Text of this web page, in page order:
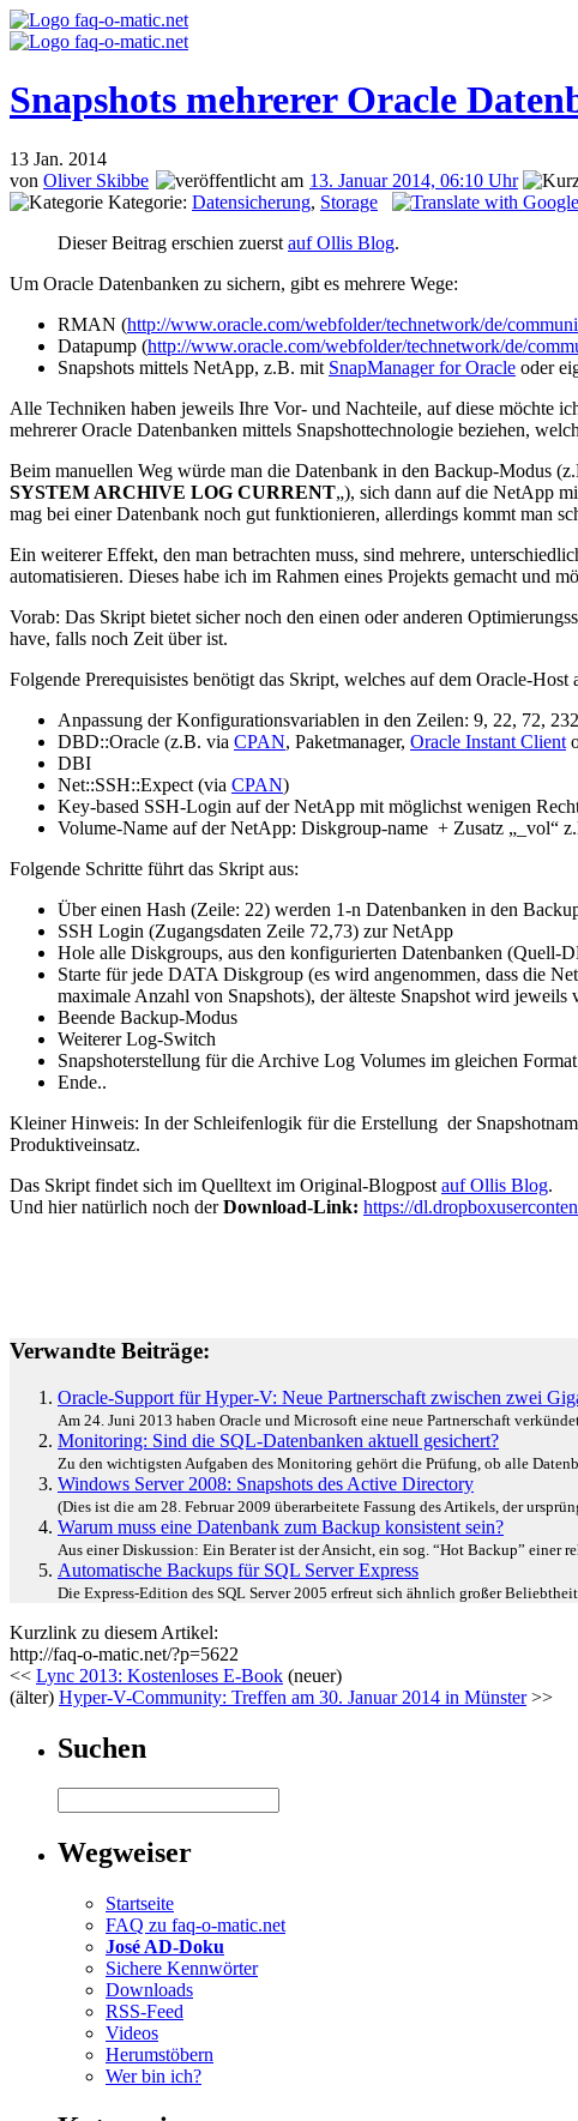
Snapshots mehrerer Oracle
13 Jan. 2014
von Oliver Skibbe
13. Januar 2014, 06:10 Uhr
Kategorie: Datensicherung, Storage
Dieser Beitrag erschien zuerst auf Ollis Blog.
Um Oracle Datenbanken zu sichern, gibt es mehrere Wege:
RMAN (http://www.oracle.com/webfolder/technetwork/de/
Datapump (http://www.oracle.com/webfolder/technetwork/de/
Snapshots mittels NetApp, z.B. mit SnapManager for Oracle oder
Alle Techniken haben jeweils Ihre Vor- und Nachteile, auf diese möchte
mehrerer Oracle Datenbanken mittels Snapshottechnologie beziehen,
Beim manuellen Weg würde man die Datenbank in den Backup-Modus
SYSTEM ARCHIVE LOG CURRENT„), sich dann auf die NetApp
mag bei einer Datenbank noch gut funktionieren, allerdings kommt man
Ein weiterer Effekt, den man betrachten muss, sind mehrere,
automatisieren. Dieses habe ich im Rahmen eines Projekts gemacht und
Vorab: Das Skript bietet sicher noch den einen oder anderen
have, falls noch Zeit über ist.
Folgende Prerequisistes benötigt das Skript, welches auf dem Oracle-Host
Anpassung der Konfigurationsvariablen in den Zeilen: 9, 22, 72, 232
DBD::Oracle (z.B. via CPAN, Paketmanager, Oracle Instant Client
DBI
Net::SSH::Expect (via CPAN)
Key-based SSH-Login auf der NetApp mit möglichst wenigen
Volume-Name auf der NetApp: Diskgroup-name + Zusatz „_vol“
Folgende Schritte führt das Skript aus:
Über einen Hash (Zeile: 22) werden 1-n Datenbanken in den
SSH Login (Zugangsdaten Zeile 72,73) zur NetApp
Hole alle Diskgroups, aus den konfigurierten Datenbanken (Quell-
Starte für jede DATA Diskgroup (es wird angenommen, dass die
maximale Anzahl von Snapshots), der älteste Snapshot wird
Beende Backup-Modus
Weiterer Log-Switch
Snapshoterstellung für die Archive Log Volumes im gleichen
Ende..
Kleiner Hinweis: In der Schleifenlogik für die Erstellung der
Produktiveinsatz.
Das Skript findet sich im Quelltext im Original-Blogpost auf Ollis Blog.
Und hier natürlich noch derDownload-Link: https://
Verwandte Beiträge:
Oracle-Support für Hyper-V: Neue Partnerschaft zwischen zwei
Am 24. Juni 2013 haben Oracle und Microsoft eine neue Partnerschaft
Monitoring: Sind die SQL-Datenbanken aktuell gesichert?
Zu den wichtigsten Aufgaben des Monitoring gehört die Prüfung, ob alle
Windows Server 2008: Snapshots des Active Directory
(Dies ist die am 28. Februar 2009 überarbeitete Fassung des Artikels, der
Warum muss eine Datenbank zum Backup konsistent sein?
Aus einer Diskussion: Ein Berater ist der Ansicht, ein sog. “Hot Backup” einer
Automatische Backups für SQL Server Express
Die Express-Edition des SQL Server 2005 erfreut sich ähnlich großer
Kurzlink zu diesem Artikel:
http://faq-o-matic.net/?p=5622
<< Lync 2013: Kostenloses E-Book (neuer)
(älter) Hyper-V-Community: Treffen am 30. Januar 2014 in Münster>>
Suchen
Wegweiser
Startseite
FAQ zu faq-o-matic.net
José AD-Doku
Sichere Kennwörter
Downloads
RSS-Feed
Videos
Herumstöbern
Wer bin ich?